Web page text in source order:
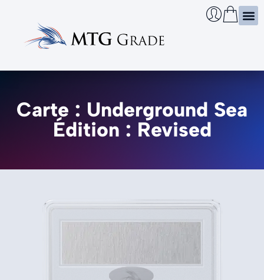
Carte : Underground Sea
Édition : Revised